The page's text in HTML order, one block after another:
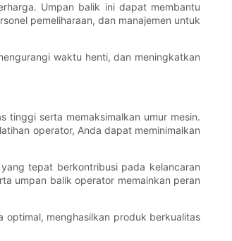
Umpan balik ini dapat membantu
pemeliharaan, dan manajemen untuk
waktu henti, dan meningkatkan
tinggi serta memaksimalkan umur mesin.
operator, Anda dapat meminimalkan
tepat berkontribusi pada kelancaran
umpan balik operator memainkan peran
menghasilkan produk berkualitas